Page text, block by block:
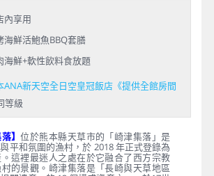
內享用
海鮮活鮑魚BBQ套膳
海鮮+軟性飲料食放題
ANA新天空全日空皇冠飯店《提供全館房間
等級
落】位於熊本縣天草市的「崎津集落」是
平和氛圍的漁村，於 2018 年正式登錄為
這裡最迷人之處在於它融合了西方宗教
的景觀。崎津集落是「長崎與天草地區